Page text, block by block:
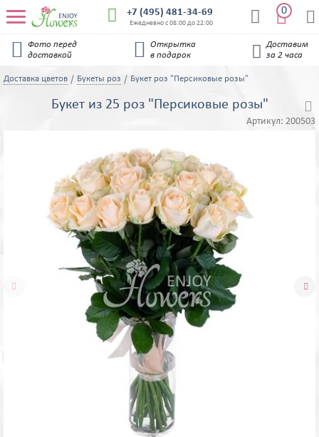
 +7 (495) 481-34-69
Ежедневно с 08:00 до 22:00  
0 

Фото перед
доставкой

Открытка
в подарок

Доставим
за 2 часа
Доставка цветов Букеты роз Букет роз "Персиковые розы"
Букет из 25 роз "Персиковые розы"
Артикул: 200503
 
